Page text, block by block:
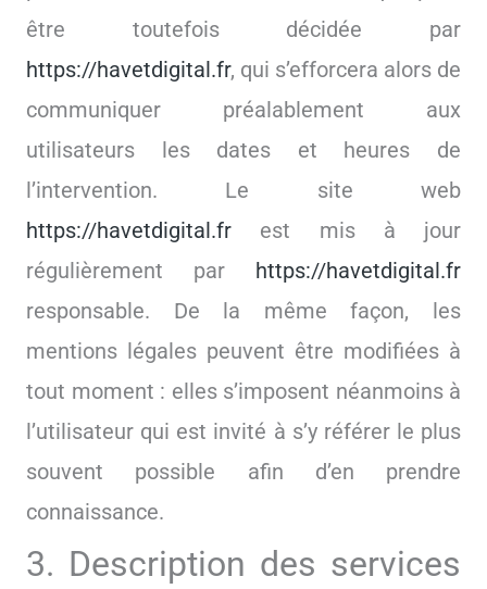
être toutefois décidée par
https://havetdigital.fr, qui s’efforcera alors de
communiquer préalablement aux
utilisateurs les dates et heures de
l’intervention. Le site web
https://havetdigital.fr est mis à jour
régulièrement par https://havetdigital.fr
responsable. De la même façon, les
mentions légales peuvent être modifiées à
tout moment : elles s’imposent néanmoins à
l’utilisateur qui est invité à s’y référer le plus
souvent possible afin d’en prendre
connaissance.
3. Description des services